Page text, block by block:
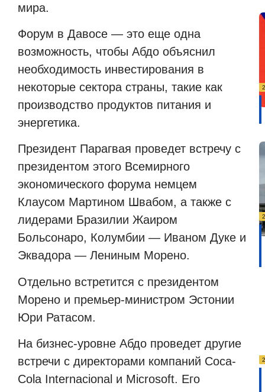
мира.
Форум в Давосе — это еще одна
возможность, чтобы Абдо объяснил
необходимость инвестирования в
некоторые сектора страны, такие как
производство продуктов питания и
энергетика.
Президент Парагвая проведет встречу с
президентом этого Всемирного
экономического форума немцем
Клаусом Мартином Швабом, а также с
лидерами Бразилии Жаиром
Больсонаро, Колумбии — Иваном Дуке и
Эквадора — Лениным Морено.
Отдельно встретится с президентом
Морено и премьер-министром Эстонии
Юри Ратасом.
На бизнес-уровне Абдо проведет другие
встречи с директорами компаний Coca-
Cola Internacional и Microsoft. Его